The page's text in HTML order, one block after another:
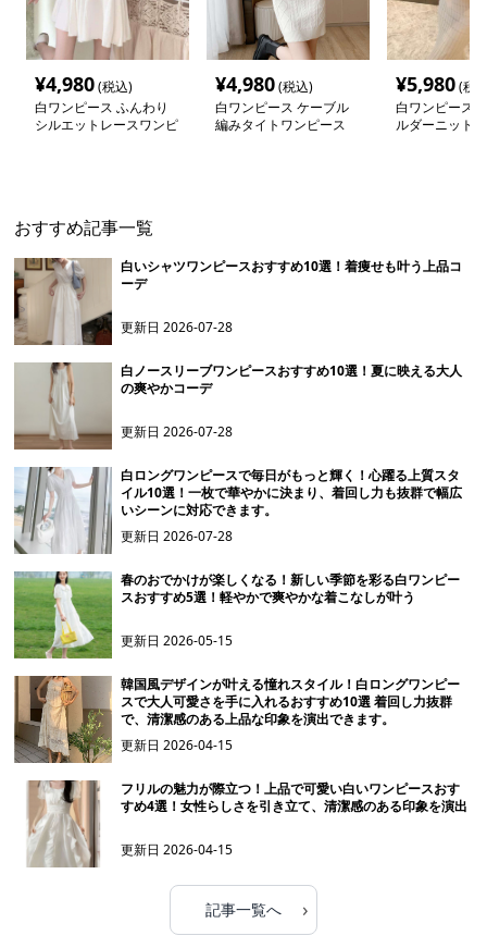
¥4,980(税込)
白ワンピース ふんわり
シルエットレースワンピ
¥4,980(税込)
白ワンピース ケーブル
編みタイトワンピース
¥5,980(税
白ワンピース
ルダーニット
おすすめ記事一覧
白いシャツワンピースおすすめ10選！着痩せも叶う上品コ
ーデ
更新日2026-07-28
白ノースリーブワンピースおすすめ10選！夏に映える大人
の爽やかコーデ
更新日2026-07-28
白ロングワンピースで毎日がもっと輝く！心躍る上質スタ
イル10選！一枚で華やかに決まり、着回し力も抜群で幅広
いシーンに対応できます。
更新日2026-07-28
春のおでかけが楽しくなる！新しい季節を彩る白ワンピー
スおすすめ5選！軽やかで爽やかな着こなしが叶う
更新日2026-05-15
韓国風デザインが叶える憧れスタイル！白ロングワンピー
スで大人可愛さを手に入れるおすすめ10選 着回し力抜群
で、清潔感のある上品な印象を演出できます。
更新日2026-04-15
フリルの魅力が際立つ！上品で可愛い白いワンピースおす
すめ4選！女性らしさを引き立て、清潔感のある印象を演出
更新日2026-04-15
記事一覧へ ›